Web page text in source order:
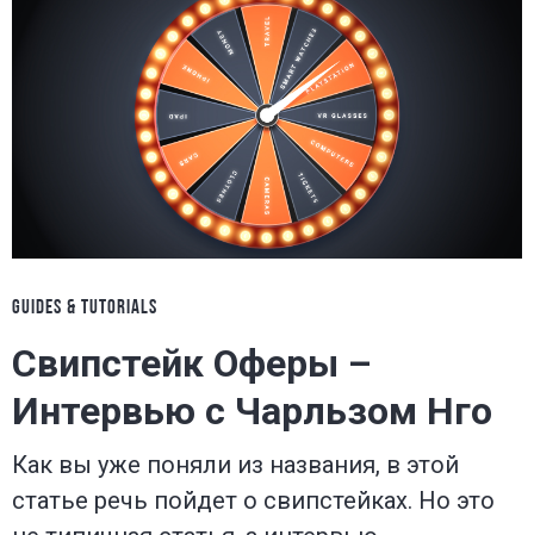
GUIDES & TUTORIALS
Свипстейк Оферы –
Интервью с Чарльзом Нго
Как вы уже поняли из названия, в этой
статье речь пойдет о свипстейках. Но это